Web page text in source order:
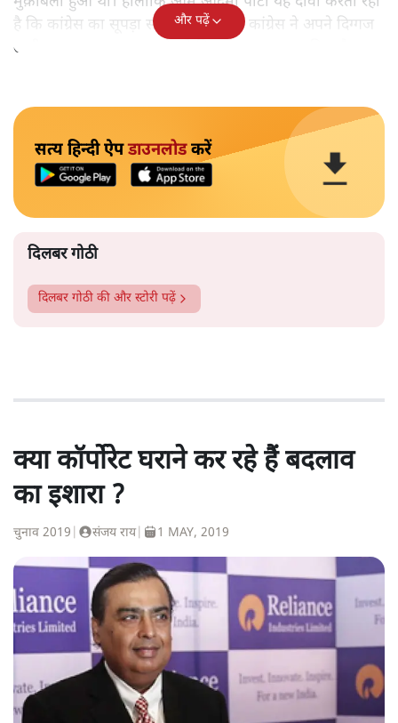
है कि कांग्रेस का सूपड़ा साफ़ होगा लेकिन कांग्रेस ने अपने दिग्गज
उम्मीदवार उतारकर मुक़ाबले को दिलचस्प ज़रूर बना दिया है।
और पढ़ें
सत्य हिन्दी ऐपडाउनलोडकरें
दिलबर गोठी
दिलबर गोठी की और स्टोरी पढ़ें
क्या कॉर्पोरेट घराने कर रहे हैं बदलाव
का इशारा ?
चुनाव 2019 संजय राय| 1 MAY, 2019